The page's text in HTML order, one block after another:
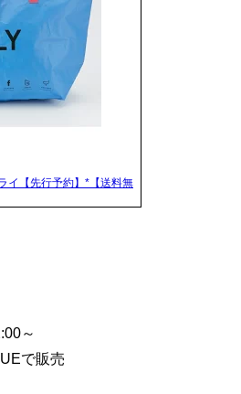
イ【先行予約】*【送料無
～
で販売